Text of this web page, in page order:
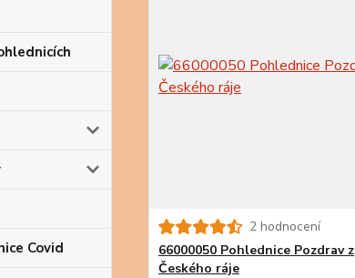
Covid
2 hodnocení
66000050 Pohlednice Pozdrav z
Českého ráje